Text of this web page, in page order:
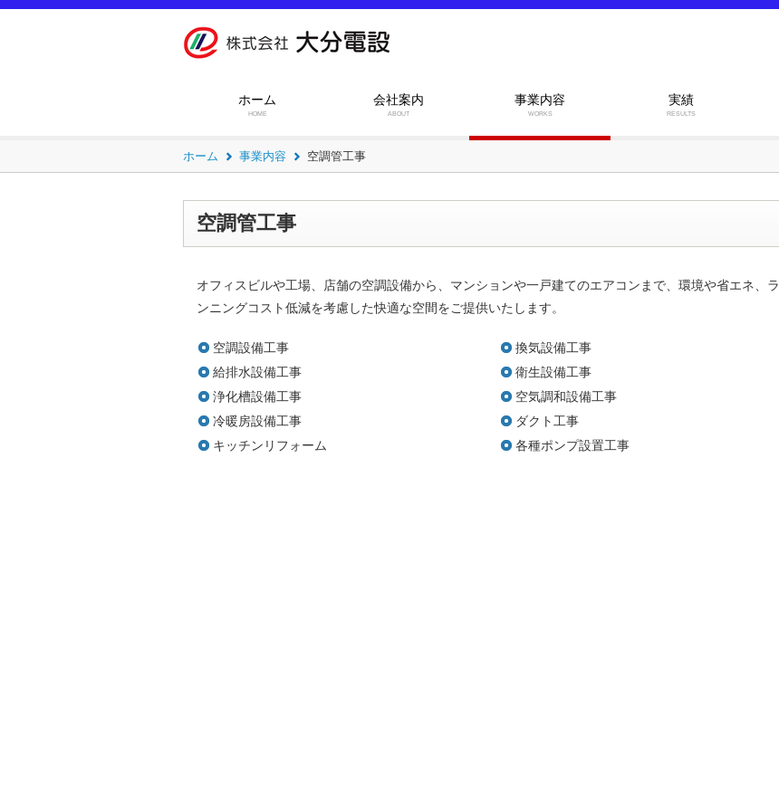
ホーム
HOME
会社案内
ABOUT
事業内容
WORKS
実績
RESULTS
ホーム 事業内容 空調管工事
空調管工事
オフィスビルや工場、店舗の空調設備から、マンションや一戸建てのエアコンまで、環境や省エネ、ラ
ンニングコスト低減を考慮した快適な空間をご提供いたします。
空調設備工事
給排水設備工事
浄化槽設備工事
冷暖房設備工事
キッチンリフォーム
換気設備工事
衛生設備工事
空気調和設備工事
ダクト工事
各種ポンプ設置工事